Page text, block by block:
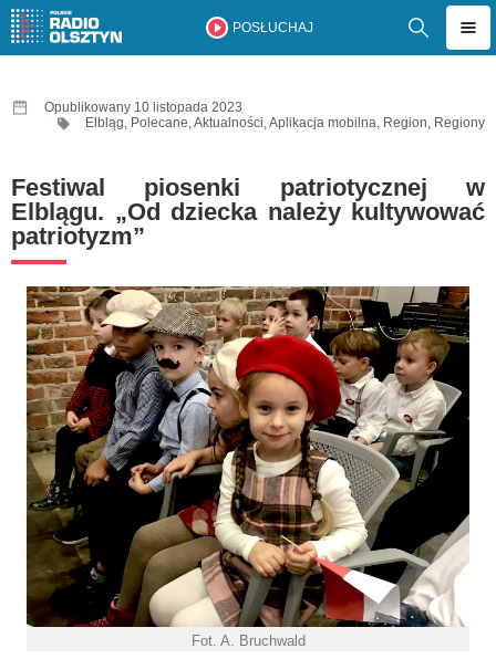
POSŁUCHAJ
Opublikowany 10 listopada 2023
Elbląg, Polecane,Aktualności,Aplikacja mobilna, Region, Regiony
Festiwal piosenki patriotycznej w
Elblągu. „Od dziecka należy kultywować
patriotyzm”
Fot. A. Bruchwald